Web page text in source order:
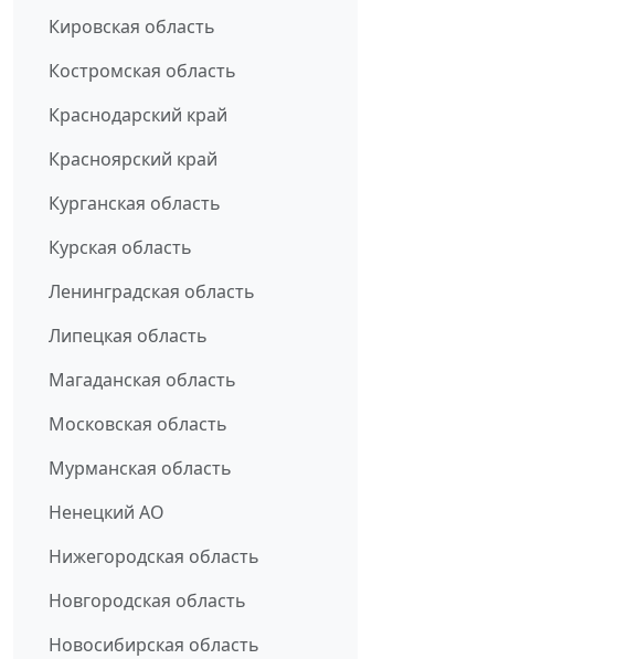
Кировская область
Костромская область
Краснодарский край
Красноярский край
Курганская область
Курская область
Ленинградская область
Липецкая область
Магаданская область
Московская область
Мурманская область
Ненецкий АО
Нижегородская область
Новгородская область
Новосибирская область